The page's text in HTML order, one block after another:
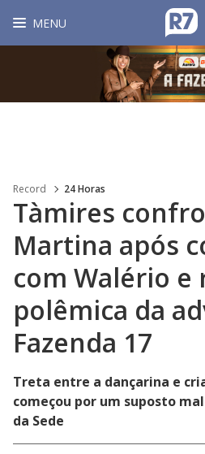
MENU
Record 24 Horas
Tàmires
Martina após
com Walério e
polêmica da
Fazenda 17
Treta entre a dançarina e
começou por um suposto
da Sede